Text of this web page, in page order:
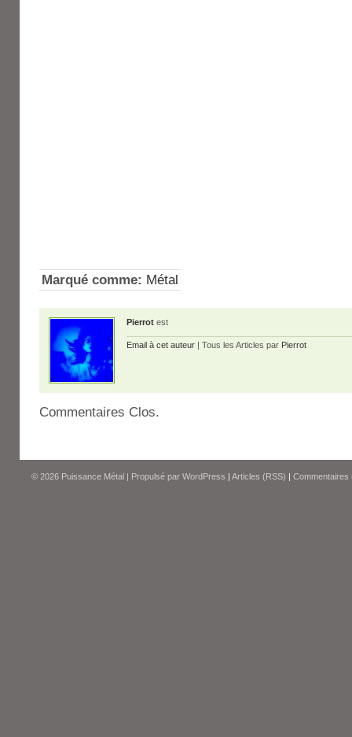
Marqué comme: Métal
Pierrot est
Email à cet auteur | Tous les Articles par Pierrot
Commentaires Clos.
© 2026 Puissance Métal | Propulsé par WordPress | Articles (RSS) | Commentaires